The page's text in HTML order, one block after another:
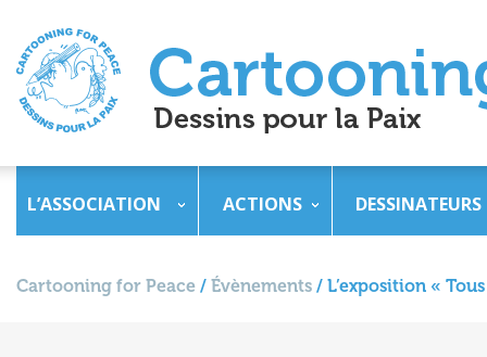
L’ASSOCIATION ACTIONS DESSINATEURS
Cartooning for Peace / Évènements / L’exposition «